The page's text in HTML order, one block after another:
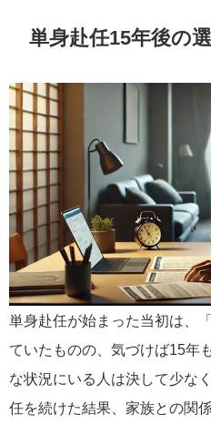
単身赴任15年後の
単身赴任が始まった当初は、
ていたものの、気づけば15年
な状況にいる人は決して少な
任を続けた結果、家族との関